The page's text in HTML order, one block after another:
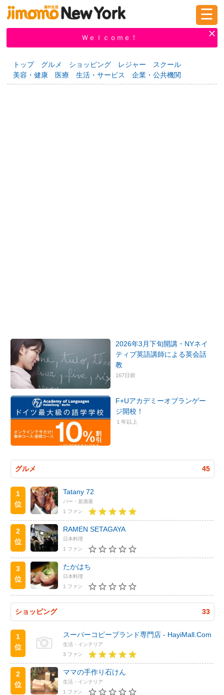
新規登録
掲示板 タウン情報 教えて！
☰
Ｗｅｌｃｏｍｅ！
トップ グルメ ショッピング レジャー
スクール
美容・健康
医療 生活・サービス 企業・公共機関
2026年3月下旬開講・NYネイ
ティブ英語講師による英会話
教
167日前
F+Uアカデミーオブランゲー
ジ開校！
１年以上
グルメ 45
1
位
Tatany 72
バー・居酒屋
1 ファン
2
位
RAMEN SETAGAYA
日本料理
1 ファン
3
位
たかはち
日本料理
1 ファン
ショッピング 33
1
位
スーパーコピーブランド専門店 - HayiMall.Com
生活・インテリア
3 ファン
2
位
ママの手作り石けん
生活・インテリア
1 ファン